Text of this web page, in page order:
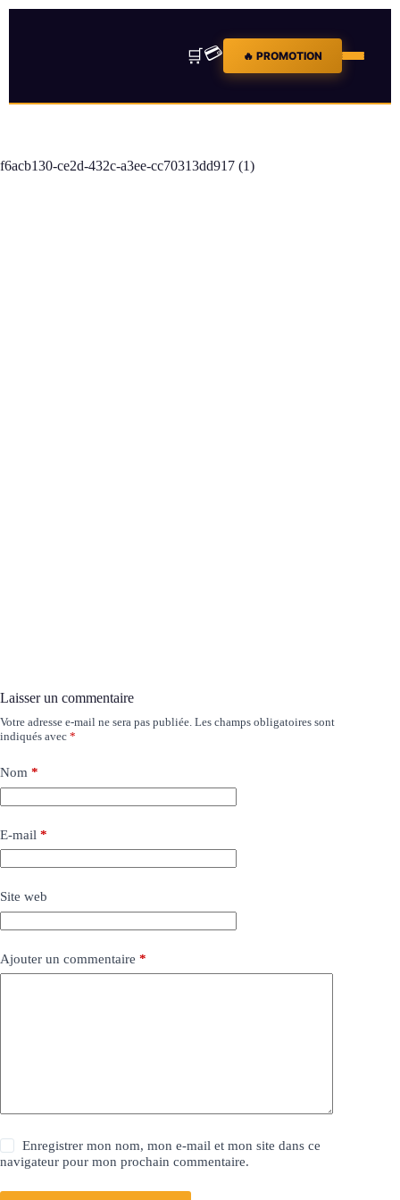
🛒💳 🔥 PROMOTION
f6acb130-ce2d-432c-a3ee-cc70313dd917 (1)
Laisser un commentaire
Votre adresse e-mail ne sera pas publiée. Les champs obligatoires sont
indiqués avec *
Nom *
E-mail *
Site web
Ajouter un commentaire *
Enregistrer mon nom, mon e-mail et mon site dans ce
navigateur pour mon prochain commentaire.